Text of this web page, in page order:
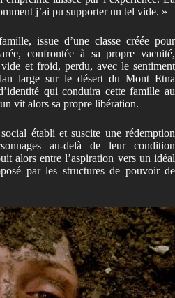
j’ai pu supporter un tel vide. »
issue d’une classe créée pour
confrontée à sa propre vacuité,
et froid, perdu, avec le sentiment
large sur le désert du Mont Etna
qui conduira cette famille au
vit alors sa propre libération.
établi et suscite une rédemption
au-delà de leur condition
alors entre l’aspiration vers un idéal
par les structures de pouvoir de